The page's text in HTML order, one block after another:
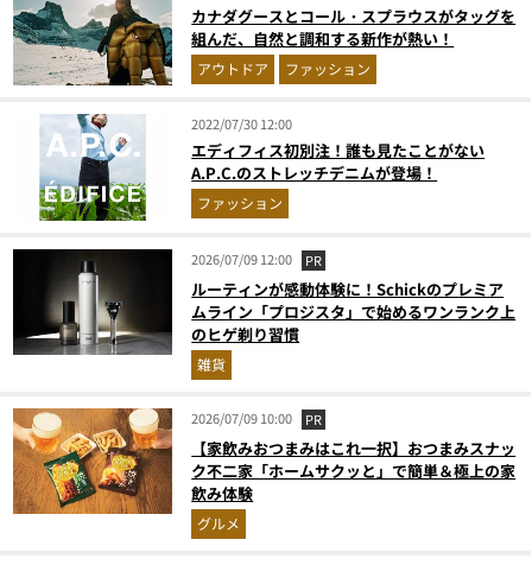
カナダグースとコール・スプラウスがタッグを
組んだ、自然と調和する新作が熱い！
アウトドア ファッション
2022/07/30 12:00
エディフィス初別注！誰も見たことがない
A.P.C.のストレッチデニムが登場！
ファッション
2026/07/09 12:00 PR
ルーティンが感動体験に！Schickのプレミア
ムライン「プロジスタ」で始めるワンランク上
のヒゲ剃り習慣
雑貨
2026/07/09 10:00 PR
【家飲みおつまみはこれ一択】おつまみスナッ
ク不二家「ホームサクッと」で簡単＆極上の家
飲み体験
グルメ